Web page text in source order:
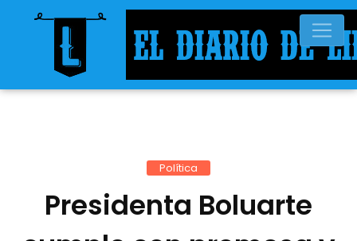
Política
Presidenta Boluarte